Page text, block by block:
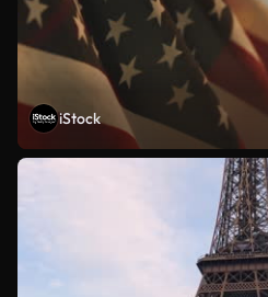
iStock